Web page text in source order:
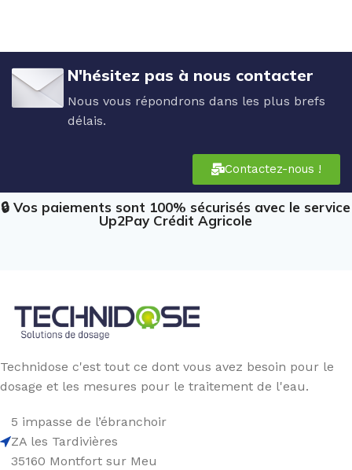
N'hésitez pas à nous contacter
Nous vous répondrons dans les plus brefs
délais.
Contactez-nous !
🔒 Vos paiements sont 100% sécurisés avec le service
Up2Pay Crédit Agricole
Technidose c'est tout ce dont vous avez besoin pour le
dosage et les mesures pour le traitement de l'eau.
5 impasse de l’ébranchoir
ZA les Tardivières
35160 Montfort sur Meu